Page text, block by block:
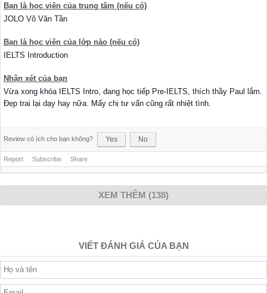
Bạn là học viên của trung tâm (nếu có)
JOLO Võ Văn Tần
Bạn là học viên của lớp nào (nếu có)
IELTS Introduction
Nhận xét của bạn
Vừa xong khóa IELTS Intro, đang học tiếp Pre-IELTS, thích thầy Paul lắm.
Đẹp trai lại dạy hay nữa. Mấy chị tư vấn cũng rất nhiệt tình.
Review có ích cho bạn không? Yes No
Report Subscribe Share
XEM THÊM (138)
VIẾT ĐÁNH GIÁ CỦA BẠN